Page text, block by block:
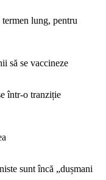
lung, pentru
să se vaccineze
într-o tranziție
sunt încă „dușmani